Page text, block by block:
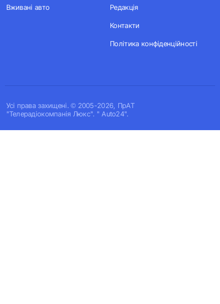
Усi права захищенi. © 2005-2026, ПрАТ
"Телерадіокомпанія Люкс". " Auto24".
Вживані авто Редакція
Контакти
Політика конфіденційності